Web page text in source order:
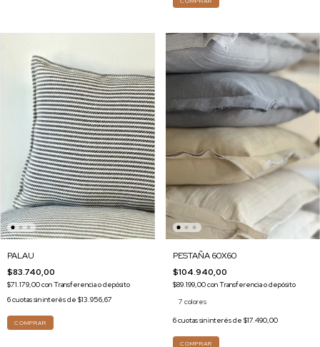
PALAU
$83.740,00
$71.179,00conTransferencia o depósito
6cuotas sin interés de $13.956,67
PESTAÑA 60X60
$104.940,00
$89.199,00conTransferencia o depósito
7 colores
6cuotas sin interés de $17.490,00
COMPRAR